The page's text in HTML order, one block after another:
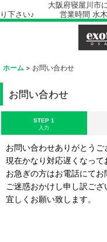
大阪府寝屋川市に店舗
り下さい♪ 営業時間 水木
ホーム > お問い合わせ
お問い合わせ
STEP 1
入力
お問い合わせありがとうご
現在かなり対応遅くなって
お急ぎの方はお電話にてお
ご迷惑おかけし申し訳ござ
宜しくお願い致します。